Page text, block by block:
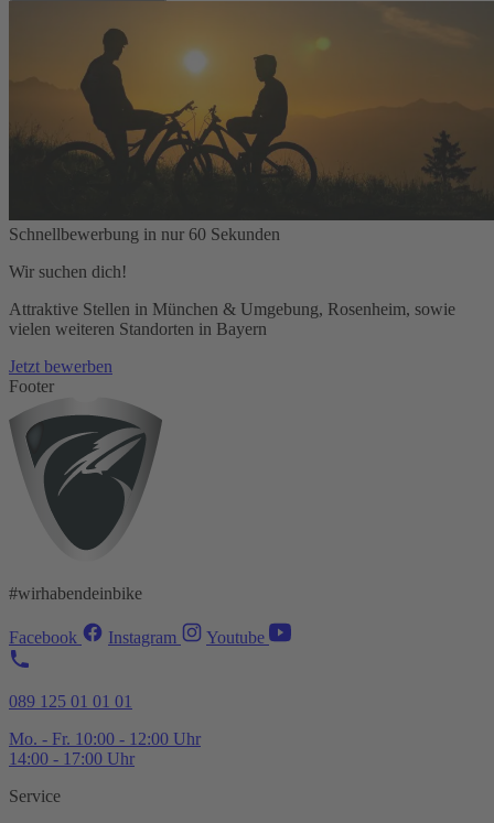
Schnellbewerbung in nur 60 Sekunden
Wir suchen dich!
Attraktive Stellen in München & Umgebung, Rosenheim, sowie
vielen weiteren Standorten in Bayern
Jetzt bewerben
Footer
#wirhabendeinbike
Facebook Instagram Youtube
089 125 01 01 01
Mo. - Fr. 10:00 - 12:00 Uhr
14:00 - 17:00 Uhr
Service